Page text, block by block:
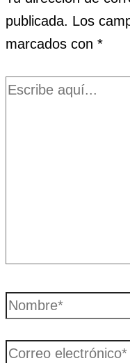
publicada. Los
marcados con *
Escribe
Nombre*
Correo